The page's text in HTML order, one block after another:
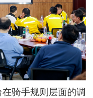
手规则层面的调